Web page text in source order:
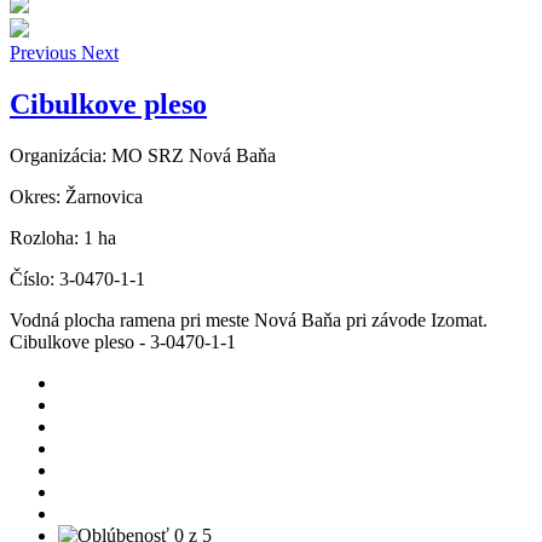
Previous Next
Cibulkove pleso
Organizácia: MO SRZ Nová Baňa
Okres: Žarnovica
Rozloha: 1 ha
Číslo: 3-0470-1-1
Vodná plocha ramena pri meste Nová Baňa pri závode Izomat.
Cibulkove pleso - 3-0470-1-1